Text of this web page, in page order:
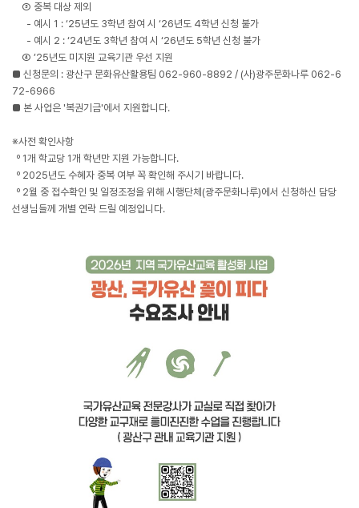
③ 중복 대상 제외
- 예시 1 : ‘25년도 3학년 참여 시 ‘26년도 4학년 신청 불가
- 예시 2 : ‘24년도 3학년 참여 시 ‘26년도 5학년 신청 불가
④ ’25년도 미지원 교육기관 우선 지원
■ 신청문의 : 광산구 문화유산활용팀 062-960-8892 / (사)광주문화나루 062-6
72-6966
■ 본 사업은 '복권기금'에서 지원합니다.
※사전 확인사항
º 1개 학교당 1개 학년만 지원 가능합니다.
º 2025년도 수혜자 중복 여부 꼭 확인해 주시기 바랍니다.
º 2월 중 접수확인 및 일정조정을 위해 시행단체(광주문화나루)에서 신청하신 담당
선생님들께 개별 연락 드릴 예정입니다.